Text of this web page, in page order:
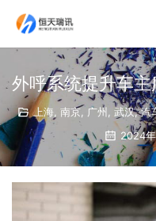
外呼系统提升车
上海 南京, 广州 , 武汉,汽
2024